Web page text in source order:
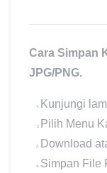
Cara Simpan
JPG/PNG.
Kunjungi
Pilih Menu
Download
Simpan File